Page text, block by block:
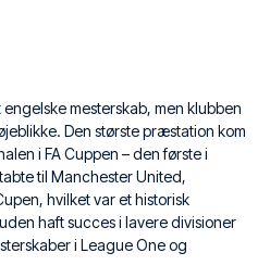
mesterskab, men klubben
Den største præstation kom
i FA Cuppen – den første i
til Manchester United,
hvilket var et historisk
haft succes i lavere divisioner
i League One og